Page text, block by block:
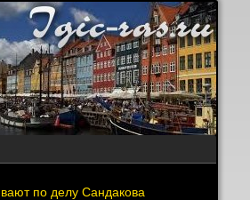
по делу Сандакова